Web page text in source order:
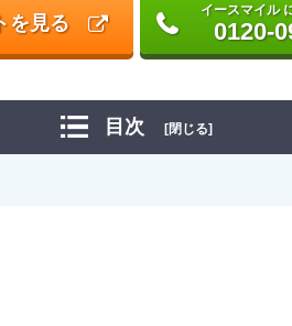
を見る
イースマイル
0120-
目次 [閉じる]